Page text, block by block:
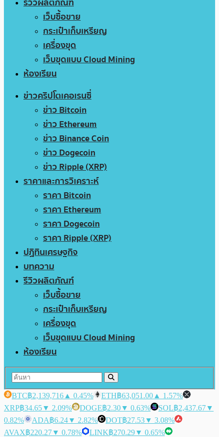
เว็บซื้อขาย
กระเป๋าเก็บเหรียญ
เครื่องขุด
เว็บขุดแบบ Cloud Mining
ห้องเรียน
ข่าวคริปโตเคอเรนซี่
ข่าว Bitcoin
ข่าว Ethereum
ข่าว Binance Coin
ข่าว Dogecoin
ข่าว Ripple (XRP)
ราคาและการวิเคราะห์
ราคา Bitcoin
ราคา Ethereum
ราคา Dogecoin
ราคา Ripple (XRP)
ปฏิทินเศรษฐกิจ
บทความ
รีวิวผลิตภัณฑ์
เว็บซื้อขาย
กระเป๋าเก็บเหรียญ
เครื่องขุด
เว็บขุดแบบ Cloud Mining
ห้องเรียน
BTC฿2,139,716 ▲ 0.45% ETH฿63,051.00 ▲ 1.57%
XRP฿34.65▼ 2.09% DOGE฿2.30▼ 0.63% SOL฿2,437.67▼
0.82%
ADA฿6.24▼ 2.82% DOT฿27.53▼ 3.08%
AVAX฿220.27▼ 0.78% LINK฿270.29▼ 0.65%